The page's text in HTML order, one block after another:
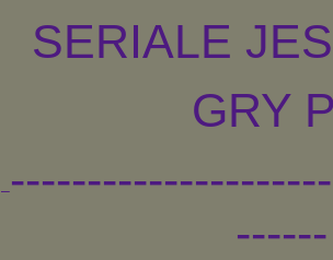
SERIALE
GRY
–
------